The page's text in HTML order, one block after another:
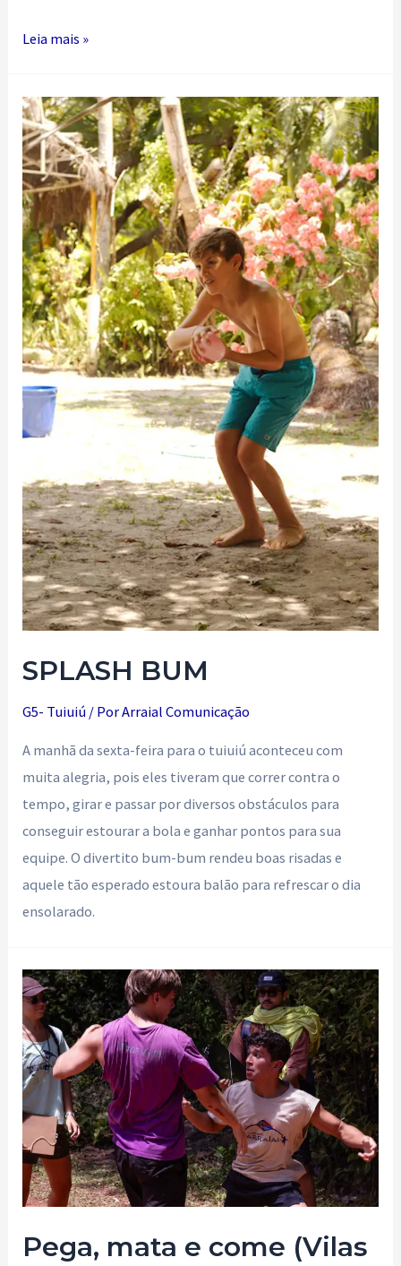
SOBRE
DIA
Leia mais »
SPLASH BUM
G5- Tuiuiú / PorArraial Comunicação
A manhã da sexta-feira para o tuiuiú aconteceu com
muita alegria, pois eles tiveram que correr contra o
tempo, girar e passar por diversos obstáculos para
conseguir estourar a bola e ganhar pontos para sua
equipe. O divertito bum-bum rendeu boas risadas e
aquele tão esperado estoura balão para refrescar o dia
ensolarado.
Pega, mata e come (Vilas